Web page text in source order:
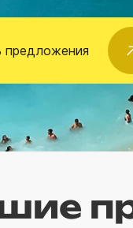
предложения